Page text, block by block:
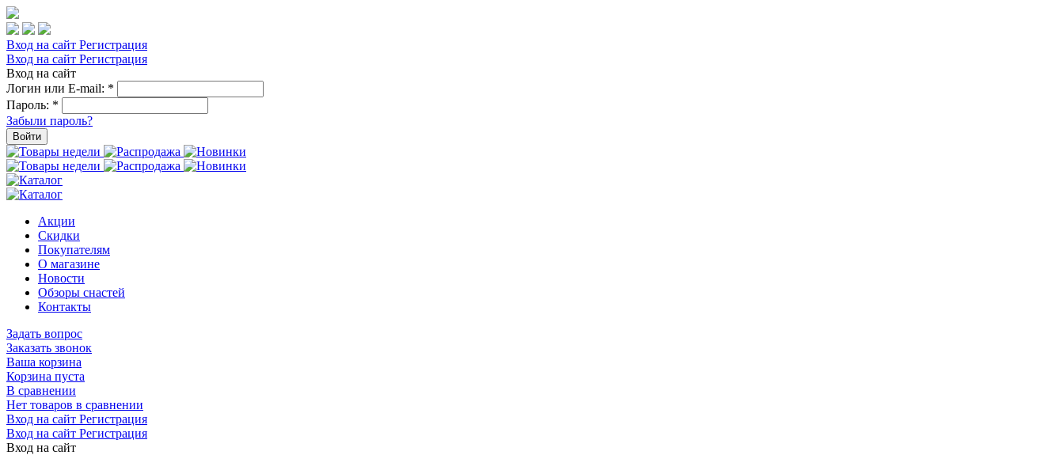
Вход на сайт Регистрация
Вход на сайт Регистрация
Вход на сайт
Логин или E-mail: *
Пароль: *
Забыли пароль?
Войти
Акции
Скидки
Покупателям
О магазине
Новости
Обзоры снастей
Контакты
Задать вопрос
Заказать звонок
Ваша корзина
Корзина пуста
В сравнении
Нет товаров в сравнении
Вход на сайт Регистрация
Вход на сайт Регистрация
Вход на сайт